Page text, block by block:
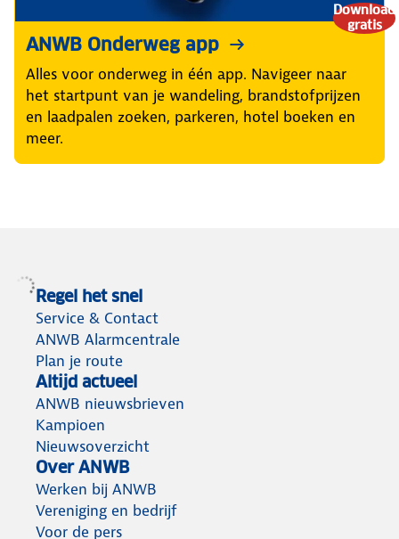
Download
gratis
ANWB Onderweg app
Alles voor onderweg in één app. Navigeer naar
het startpunt van je wandeling, brandstofprijzen
en laadpalen zoeken, parkeren, hotel boeken en
meer.
Regel het snel
Service & Contact
ANWB Alarmcentrale
Plan je route
Altijd actueel
ANWB nieuwsbrieven
Kampioen
Nieuwsoverzicht
Over ANWB
Werken bij ANWB
Vereniging en bedrijf
Voor de pers